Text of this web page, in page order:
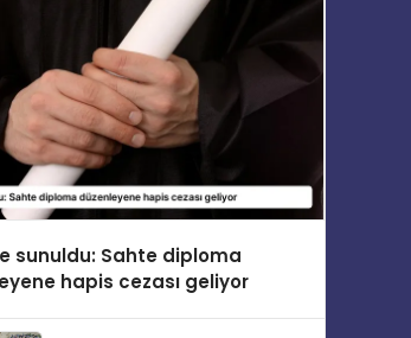
sunuldu: Sahte diploma
hapis cezası geliyor